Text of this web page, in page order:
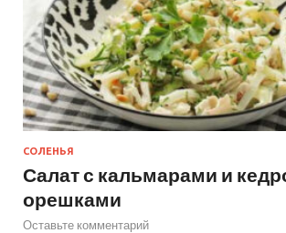
СОЛЕНЬЯ
Салат с кальмарами и
орешками
Оставьте комментарий